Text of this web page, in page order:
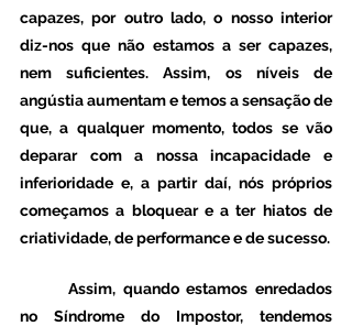
capazes, por outro lado, o nosso interior
diz-nos que não estamos a ser capazes,
nem suficientes. Assim, os níveis de
angústia aumentam e temos a sensação de
que, a qualquer momento, todos se vão
deparar com a nossa incapacidade e
inferioridade e, a partir daí, nós próprios
começamos a bloquear e a ter hiatos de
criatividade, de performance e de sucesso.
no Síndrome do Impostor, tendemos